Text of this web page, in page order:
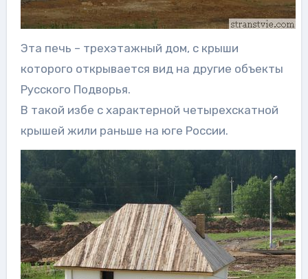
Эта печь – трехэтажный дом, с крыши
которого открывается вид на другие объекты
Русского Подворья.
В такой избе с характерной четырехскатной
крышей жили раньше на юге России.